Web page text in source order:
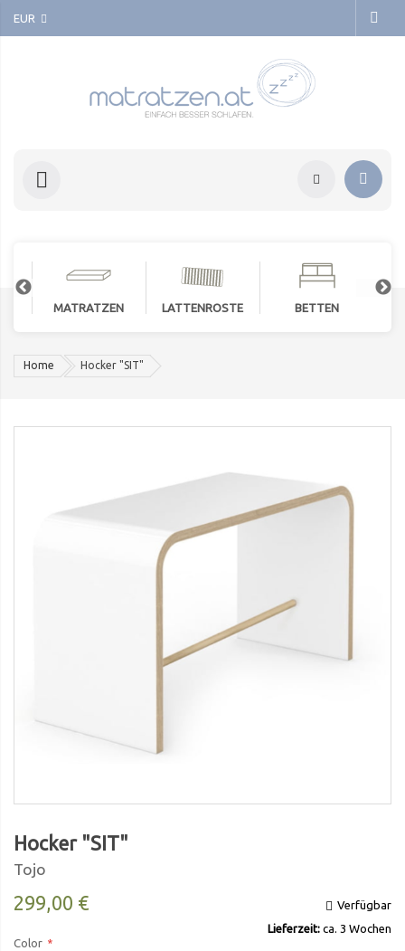
EUR
MATRATZEN LATTENROSTE BETTEN
Home Hocker "SIT"
Hocker "SIT"
Tojo
Verfügbar
Lieferzeit: ca. 3 Wochen
299,00 €
Color